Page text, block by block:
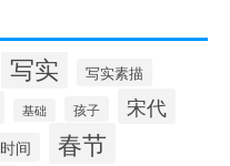
写实 写实素描
基础 孩子 宋代
时间 春节